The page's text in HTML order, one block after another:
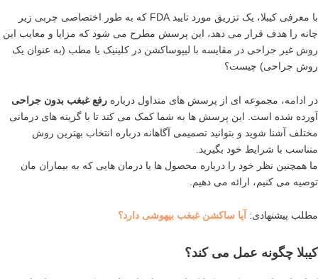
با معرفی کیبلا، یک تزریق مورد تایید FDA که به طور اختصاصی چربی زیر
چانه را هدف قرار می دهد، این پرسش مطرح می شود که مزایا و معایب این
روش غیر جراحی در مقایسه با لیپوساکشن در کلینیک یا مطب (به عنوان یک
روش جراحی) چیست؟
در ادامه، مجموعه ای از پرسش های متداول درباره رفع غبغب بدون جراحی
آورده شده است. این پرسش ها به شما کمک می کند تا با گزینه های درمانی
مختلف آشنا شوید و بتوانید تصمیمی آگاهانه درباره انتخاب بهترین روش
متناسب با شرایط خود بگیرید.
ما همچنین نظر خود را درباره محصول ها یا درمان هایی که به بیماران مان
توصیه می کنیم، ارائه می دهیم.
مطلب پیشنهادی: آیا ساکشن غبغب بیهوشی دارد؟
کیبلا چگونه عمل می کند؟